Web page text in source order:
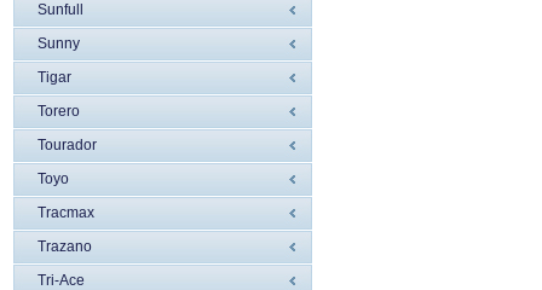
Sunfull
Sunny
Tigar
Torero
Tourador
Toyo
Tracmax
Trazano
Tri-Ace